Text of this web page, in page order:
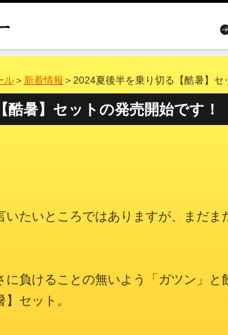
ル＞ 新着情報 ＞2024夏後半を乗り切る【酷暑】セ
暑】セットの発売開始です！
たいところではありますが、まだま
負けることの無いよう「ガツン」と
セット。